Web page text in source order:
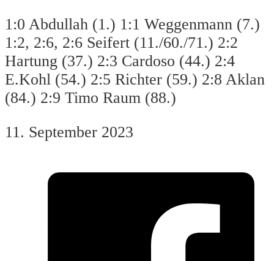
1:0 Abdullah (1.) 1:1 Weggenmann (7.)
1:2, 2:6, 2:6 Seifert (11./60./71.) 2:2
Hartung (37.) 2:3 Cardoso (44.) 2:4
E.Kohl (54.) 2:5 Richter (59.) 2:8 Aklan
(84.) 2:9 Timo Raum (88.)
11. September 2023